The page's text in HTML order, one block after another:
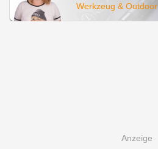
Werkzeug & Outdoor